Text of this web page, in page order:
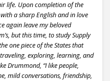
life. Upon completion of the
a sharp English and in love
again leave my beloved
but this time, to study Supply
one piece of the States that
exploring, learning, and
Drummond, “I like people,
mild conversations, friendship,